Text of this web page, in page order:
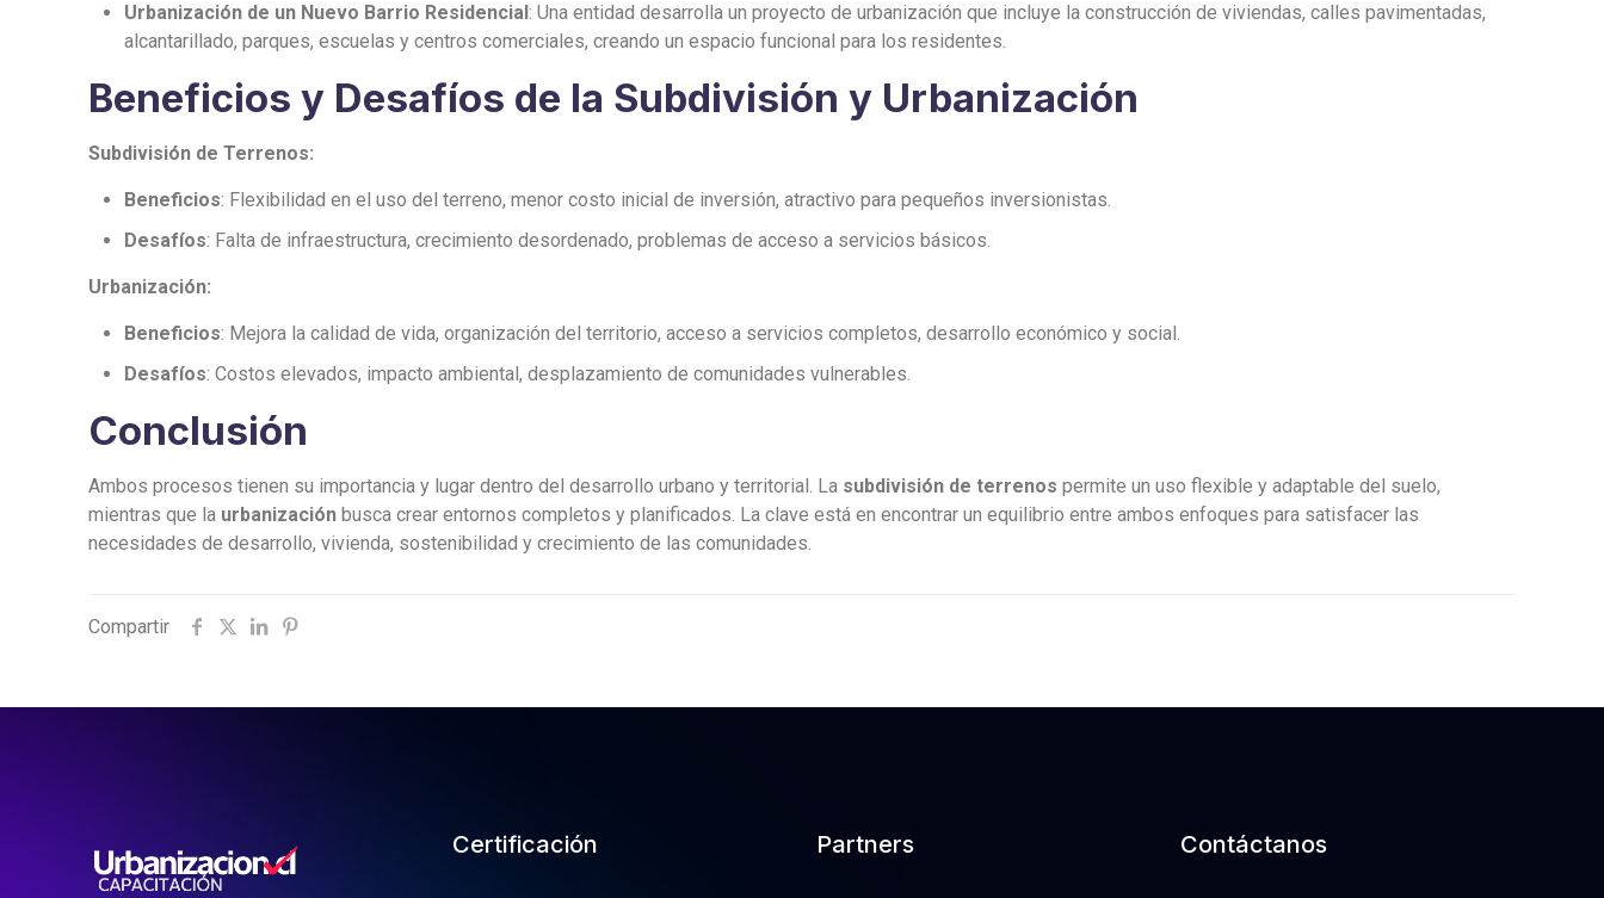
Urbanización de un Nuevo Barrio Residencial: Una entidad desarrolla un proyecto de urbanización que incluye la construcción de viviendas, calles pavimentadas,
alcantarillado, parques, escuelas y centros comerciales, creando un espacio funcional para los residentes.
Beneficios y Desafíos de la Subdivisión y Urbanización
Subdivisión de Terrenos:
Beneficios: Flexibilidad en el uso del terreno, menor costo inicial de inversión, atractivo para pequeños inversionistas.
Desafíos: Falta de infraestructura, crecimiento desordenado, problemas de acceso a servicios básicos.
Urbanización:
Beneficios: Mejora la calidad de vida, organización del territorio, acceso a servicios completos, desarrollo económico y social.
Desafíos: Costos elevados, impacto ambiental, desplazamiento de comunidades vulnerables.
Conclusión
Ambos procesos tienen su importancia y lugar dentro del desarrollo urbano y territorial. La subdivisión de terrenos permite un uso flexible y adaptable del suelo,
mientras que la urbanización busca crear entornos completos y planificados. La clave está en encontrar un equilibrio entre ambos enfoques para satisfacer las
necesidades de desarrollo, vivienda, sostenibilidad y crecimiento de las comunidades.
Compartir
Certificación Partners Contáctanos